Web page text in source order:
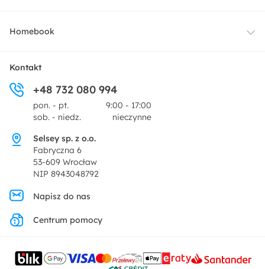
Dekoracje i akcesoria
Promocje
Dostawa
Zwroty
Pytania i odpowiedzi
Homebook
O nas
Centrum prasowe
Regulamin
Polityka prywatności
Ustawienia prywatności
Kontakt
Kontakt
+48 732 080 994
pon. - pt.
9:00 - 17:00
sob. - niedz.
nieczynne
Selsey sp. z o.o.
Fabryczna 6
53-609 Wrocław
NIP 8943048792
Napisz do nas
Centrum pomocy